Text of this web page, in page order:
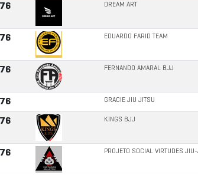
76 DREAM ART
76 EDUARDO FARID TEAM
76 FERNANDO AMARAL BJJ
76 GRACIE JIU JITSU
76 KINGS BJJ
76 PROJETO SOCIAL VIRTUDES